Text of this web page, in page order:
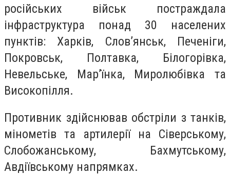
російських військ постраждала
інфраструктура понад 30 населених
пунктів: Харків, Слов’янськ, Печеніги,
Покровськ, Полтавка, Білогорівка,
Невельське, Мар’їнка, Миролюбівка та
Високопілля.
Противник здійснював обстріли з танків,
мінометів та артилерії на Сіверському,
Слобожанському, Бахмутському,
Авдіївському напрямках.